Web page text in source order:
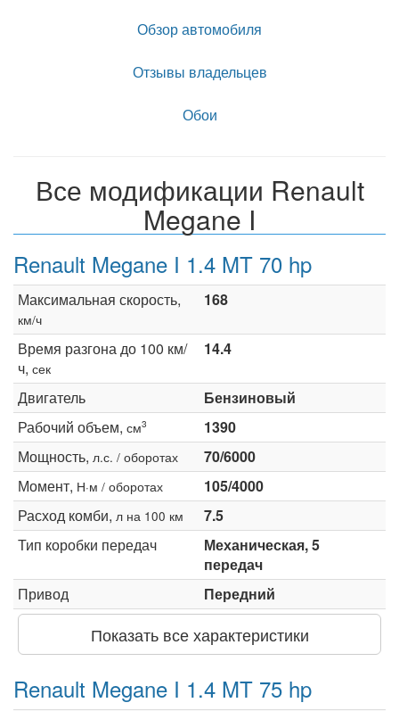
Обзор автомобиля
Отзывы владельцев
Обои
Все модификации Renault
Megane I
Renault Megane I 1.4 MT 70 hp
Максимальная скорость,
км/ч
168
Время разгона до 100 км/
ч, сек
14.4
Двигатель
Бензиновый
Рабочий объем, см3
1390
Мощность, л.с. / оборотах
70/6000
Момент, Н·м / оборотах
105/4000
Расход комби, л на 100 км
7.5
Тип коробки передач
Механическая, 5
передач
Привод
Передний
Показать все характеристики
Renault Megane I 1.4 MT 75 hp